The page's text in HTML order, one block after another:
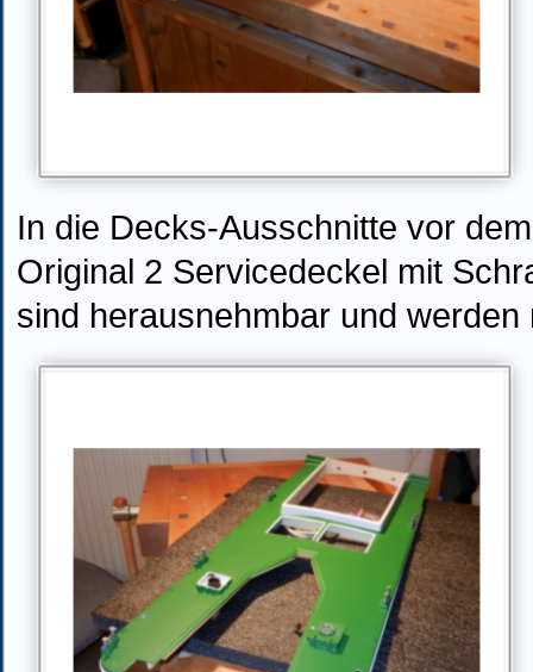
In die Decks-Ausschnitte vor
Original 2 Servicedeckel mit
sind herausnehmbar und